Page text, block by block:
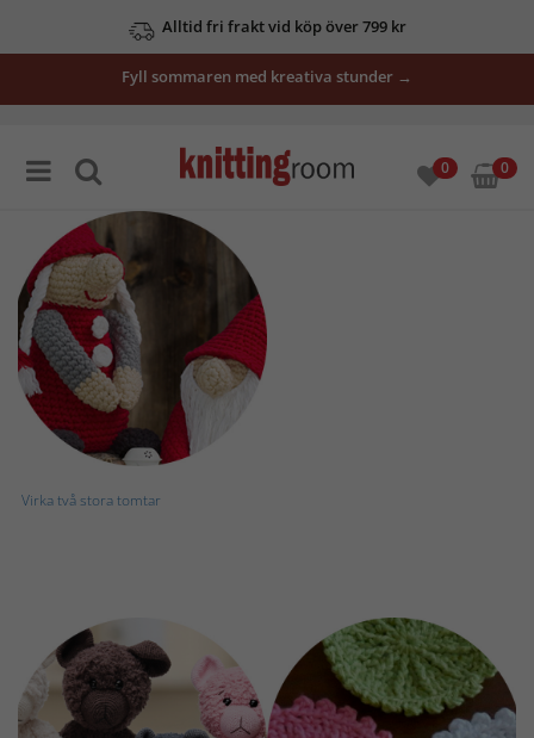
Fyll sommaren med kreativa stunder →
0 0
Virka två stora tomtar